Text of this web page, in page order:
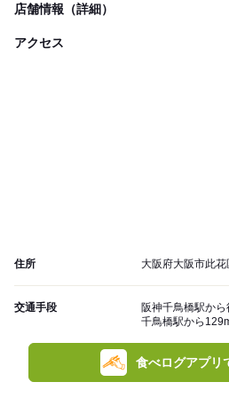
店舗情報（詳細）
アクセス
住所 大阪府大阪市此
交通手段
阪神千鳥橋駅か
千鳥橋駅から
食べログアプリ